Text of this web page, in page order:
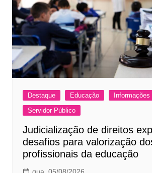
Destaque Educação
Informações
Servidor Público
Judicialização de direitos
desafios para valorização
profissionais da educação